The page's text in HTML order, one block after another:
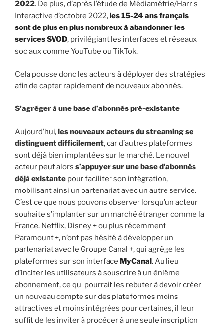
2022. De plus, d’après l’étude de Médiamétrie/Harris
Interactive d’octobre 2022,les 15-24 ans français
sont de plus en plus nombreux à abandonner les
services SVOD, privilégiant les interfaces et réseaux
sociaux comme YouTube ou TikTok.
Cela pousse donc les acteurs à déployer des stratégies
afin de capter rapidement de nouveaux abonnés.
S’agréger à une base d’abonnés pré-existante
Aujourd’hui,les nouveaux acteurs du streaming se
distinguent difficilement, car d’autres plateformes
sont déjà bien implantées sur le marché. Le nouvel
acteur peut alors s’appuyer sur une base d’abonnés
déjà existante pour faciliter son intégration,
mobilisant ainsi un partenariat avec un autre service.
C’est ce que nous pouvons observer lorsqu’un acteur
souhaite s’implanter sur un marché étranger comme la
France. Netflix, Disney + ou plus récemment
Paramount +, n’ont pas hésité à développer un
partenariat avec le Groupe Canal +, qui agrège les
plateformes sur son interface MyCanal. Au lieu
d’inciter les utilisateurs à souscrire à un énième
abonnement, ce qui pourrait les rebuter à devoir créer
un nouveau compte sur des plateformes moins
attractives et moins intégrées pour certaines, il leur
suffit de les inviter à procéder à une seule inscription